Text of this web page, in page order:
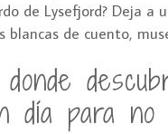
de Lysefjord? Deja a
de cuento,
día para no